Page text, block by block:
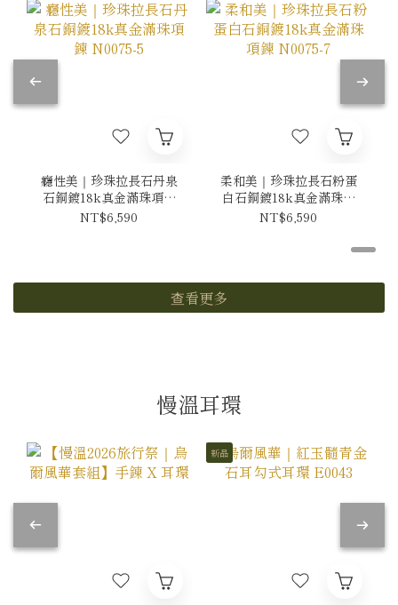
癮性美｜珍珠拉長石丹泉
石銅鍍18k真金滿珠項鍊
N0075-5
NT$6,590
柔和美｜珍珠拉長石粉蛋
白石銅鍍18k真金滿珠項
鍊 N0075-7
NT$6,590
查看更多
慢溫耳環
新品